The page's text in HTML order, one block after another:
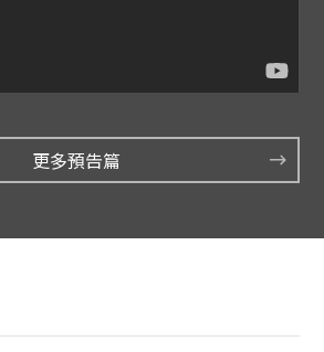
更多預告篇